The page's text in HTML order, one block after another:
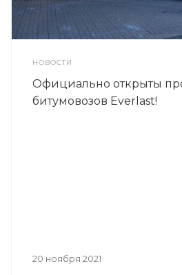
НОВОСТИ
Официально открыты
битумовозов Everlast!
20 ноября 2021